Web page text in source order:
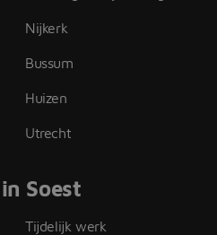
Nijkerk
Bussum
Huizen
Utrecht
Soest
Tijdelijk werk